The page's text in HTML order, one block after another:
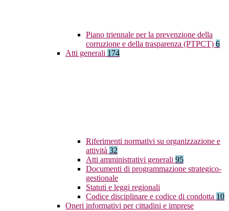
Piano triennale per la prevenzione della
corruzione e della trasparenza (PTPCT) 6
Atti generali 174
Riferimenti normativi su organizzazione e
attività 32
Atti amministrativi generali 95
Documenti di programmazione strategico-
gestionale
Statuti e leggi regionali
Codice disciplinare e codice di condotta 10
Oneri informativi per cittadini e imprese